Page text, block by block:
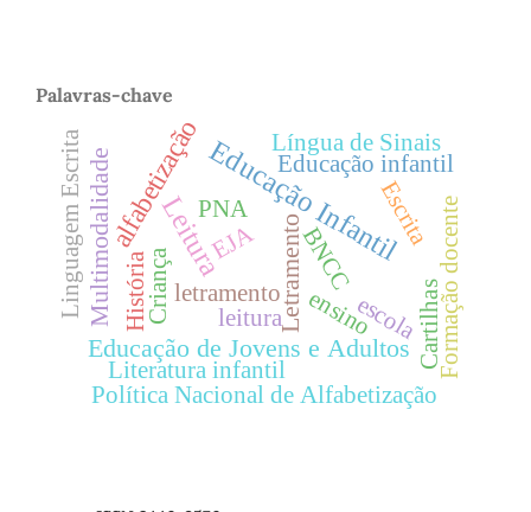
Palavras-chave
Educação Infantil
Leitura
alfabetização
Letramento
Educação de Jovens e Adultos
Multimodalidade Educação infantil
Escrita
letramento
Linguagem Escrita
Literatura infantil
BNCC
PNA
ensino
Política Nacional de Alfabetização
Criança Formação docente
Cartilhas
Língua de Sinais
EJA
leitura escola
História